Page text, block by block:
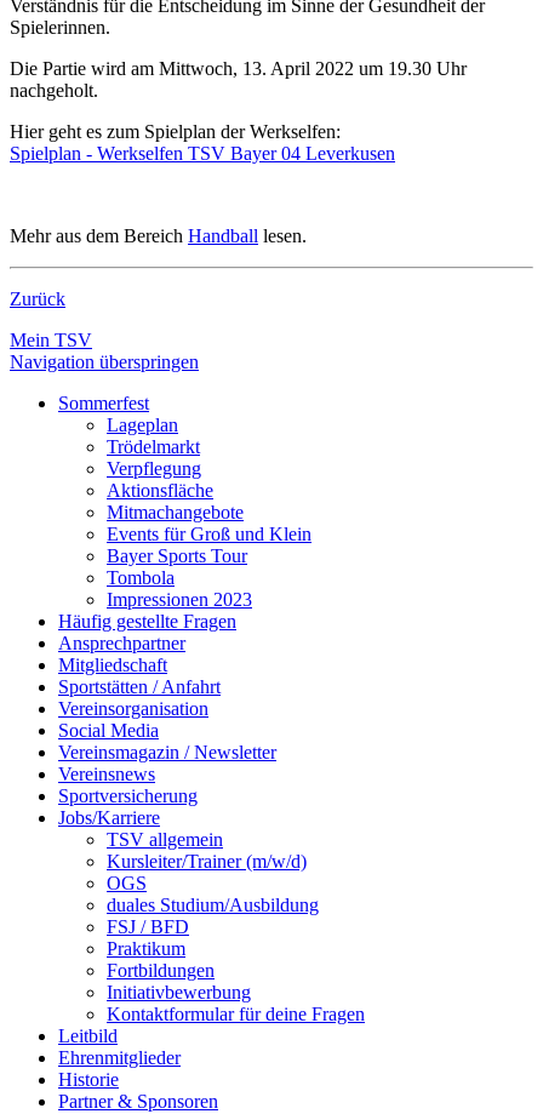
Verständnis für die Entscheidung im Sinne der Gesundheit der
Spielerinnen.
Die Partie wird am Mittwoch, 13. April 2022 um 19.30 Uhr
nachgeholt.
Hier geht es zum Spielplan der Werkselfen:
Spielplan - Werkselfen TSV Bayer 04 Leverkusen
Mehr aus dem Bereich Handball lesen.
Zurück
Mein TSV
Navigation überspringen
Sommerfest
Lageplan
Trödelmarkt
Verpflegung
Aktionsfläche
Mitmachangebote
Events für Groß und Klein
Bayer Sports Tour
Tombola
Impressionen 2023
Häufig gestellte Fragen
Ansprechpartner
Mitgliedschaft
Sportstätten / Anfahrt
Vereinsorganisation
Social Media
Vereinsmagazin / Newsletter
Vereinsnews
Sportversicherung
Jobs/Karriere
TSV allgemein
Kursleiter/Trainer (m/w/d)
OGS
duales Studium/Ausbildung
FSJ / BFD
Praktikum
Fortbildungen
Initiativbewerbung
Kontaktformular für deine Fragen
Leitbild
Ehrenmitglieder
Historie
Partner & Sponsoren